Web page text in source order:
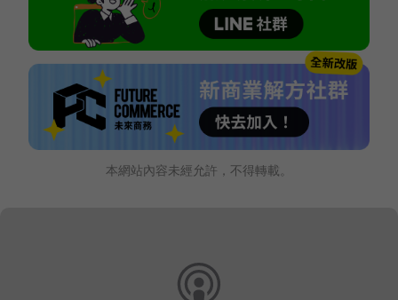
本網站內容未經允許，不得轉載。